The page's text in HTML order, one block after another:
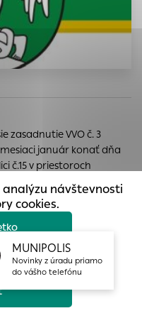
zasadnutie VVO č. 3
január konať dňa
č.15 v priestoroch
návštevnosti
cookies.
webovej stránky. Bez
správne fungovať.
stránok
MUNIPOLIS
Novinky z úradu priamo
do vášho telefónu